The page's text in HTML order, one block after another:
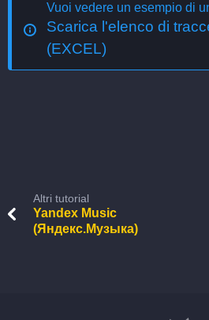
Vuoi vedere un esempio di
Scarica l'elenco di
(EXCEL)
Altri tutorial
Yandex Music
(Яндекс.Музыка)